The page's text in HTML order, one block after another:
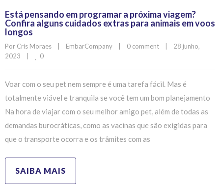
Está pensando em programar a próxima viagem?
Confira alguns cuidados extras para animais em voos
longos
Por Cris Moraes | EmbarCompany | 0 comment |
28 junho,
2023
| 0
Voar com o seu pet nem sempre é uma tarefa fácil. Mas é
totalmente viável e tranquila se você tem um bom planejamento
Na hora de viajar com o seu melhor amigo pet, além de todas as
demandas burocráticas, como as vacinas que são exigidas para
que o transporte ocorra e os trâmites com as
SAIBA MAIS